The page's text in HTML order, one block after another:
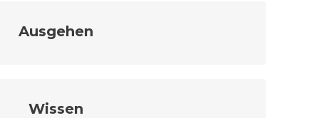
Ausgehen
Wissen